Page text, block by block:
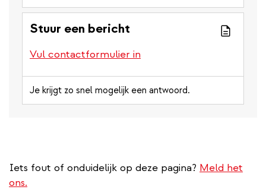
Stuur een bericht
Vul contactformulier in
Je krijgt zo snel mogelijk een antwoord.
Iets fout of onduidelijk op deze pagina? Meld het
ons.